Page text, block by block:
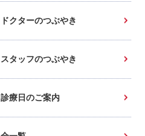
ドクターのつぶやき
スタッフのつぶやき
診療日のご案内